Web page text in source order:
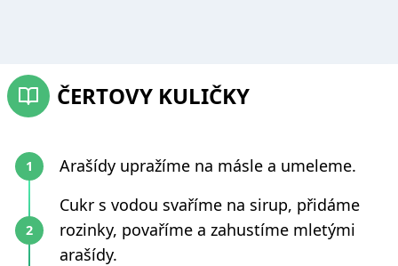
ČERTOVY KULIČKY
Arašídy upražíme na másle a umeleme.
Cukr s vodou svaříme na sirup, přidáme
rozinky, povaříme a zahustíme mletými
arašídy.